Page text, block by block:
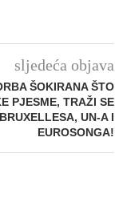
sljedeća objava
ŠOKIRANA ŠTO
PJESME, TRAŽI SE
UN-A I
EUROSONGA!